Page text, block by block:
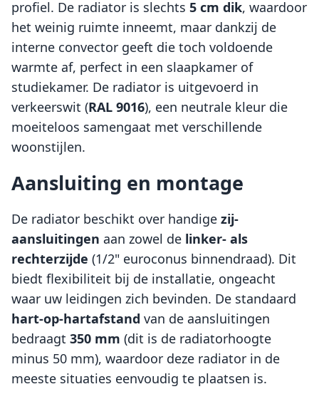
profiel. De radiator is slechts 5 cm dik, waardoor
het weinig ruimte inneemt, maar dankzij de
interne convector geeft die toch voldoende
warmte af, perfect in een slaapkamer of
studiekamer. De radiator is uitgevoerd in
verkeerswit (RAL 9016), een neutrale kleur die
moeiteloos samengaat met verschillende
woonstijlen.
Aansluiting en montage
De radiator beschikt over handige zij-
aansluitingen aan zowel de linker- als
rechterzijde (1/2" euroconus binnendraad). Dit
biedt flexibiliteit bij de installatie, ongeacht
waar uw leidingen zich bevinden. De standaard
hart-op-hartafstand van de aansluitingen
bedraagt 350 mm (dit is de radiatorhoogte
minus 50 mm), waardoor deze radiator in de
meeste situaties eenvoudig te plaatsen is.